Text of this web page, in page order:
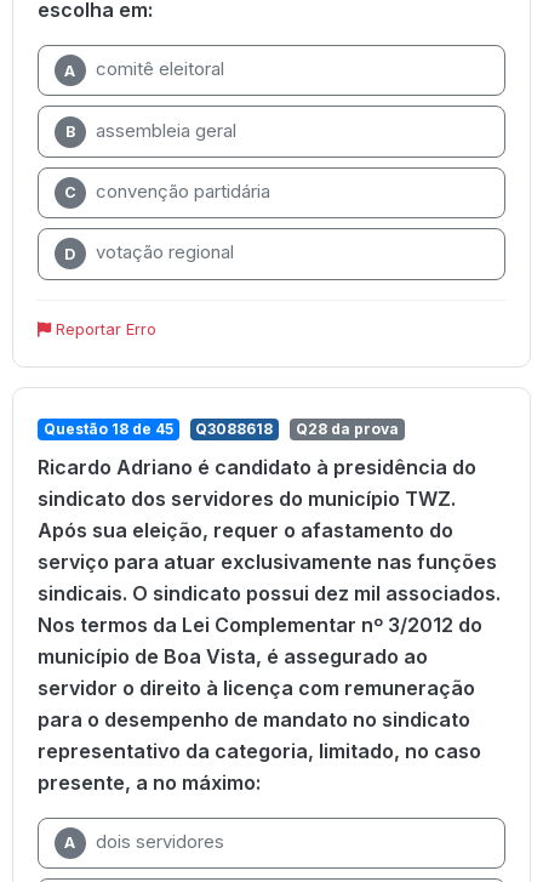
escolha em:
A comitê eleitoral
B assembleia geral
C convenção partidária
D votação regional
Reportar Erro
Questão 18 de 45 Q3088618 Q28 da prova
Ricardo Adriano é candidato à presidência do
sindicato dos servidores do município TWZ.
Após sua eleição, requer o afastamento do
serviço para atuar exclusivamente nas funções
sindicais. O sindicato possui dez mil associados.
Nos termos da Lei Complementar nº 3/2012 do
município de Boa Vista, é assegurado ao
servidor o direito à licença com remuneração
para o desempenho de mandato no sindicato
representativo da categoria, limitado, no caso
presente, a no máximo:
A dois servidores